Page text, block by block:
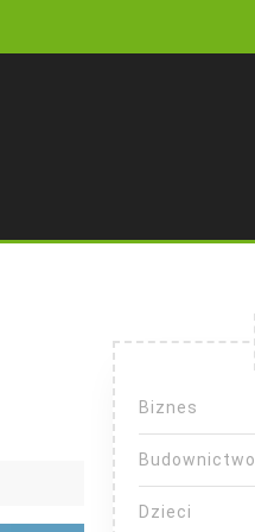
Biznes
Budownictwo
Dzieci